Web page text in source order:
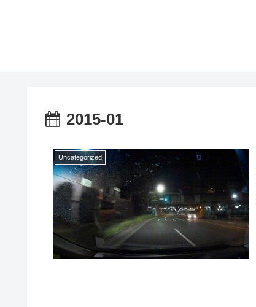
2015-01
Uncategorized